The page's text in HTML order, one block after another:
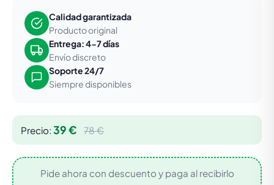
Calidad garantizada
Producto original
Entrega: 4-7 días
Envío discreto
Soporte 24/7
Siempre disponibles
Precio: 39 € 78 €
Pide ahora con descuento y paga al recibirlo